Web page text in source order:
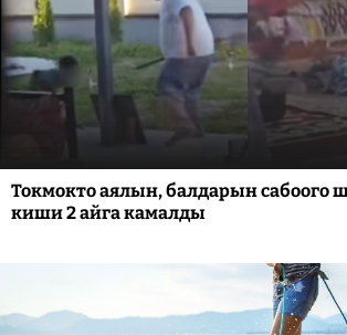
Токмокто аялын, балдарын сабоого
киши 2 айга камалды